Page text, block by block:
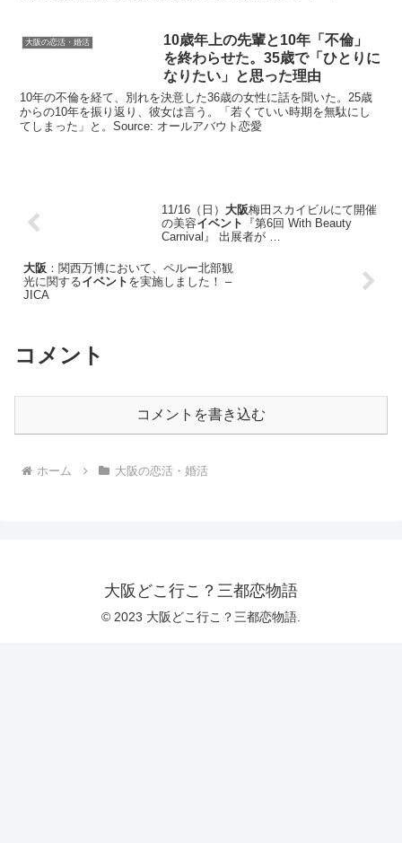
大阪の恋活・婚活
10歳年上の先輩と10年「不倫」
を終わらせた。35歳で「ひとりに
なりたい」と思った理由
10年の不倫を経て、別れを決意した36歳の女性に話を聞いた。25歳
からの10年を振り返り、彼女は言う。「若くていい時期を無駄にし
てしまった」と。Source: オールアバウト恋愛
11/16（日） 大阪梅田スカイビルにて開催
の美容イベント
『第6回 With Beauty
Carnival』 出展者が …
大阪 ：関西万博において、ペルー北部観
光に関するイベント を実施しました！ –
JICA
コメント
コメントを書き込む
ホーム 大阪の恋活・婚活
大阪どこ行こ？三都恋物語
© 2023 大阪どこ行こ？三都恋物語.